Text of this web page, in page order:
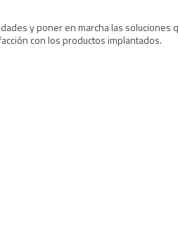
y poner en marcha las
con los productos implantados.